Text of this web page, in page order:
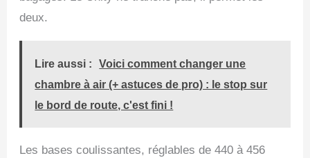
deux.
Lire aussi :
Voici comment changer une
chambre à air (+ astuces de pro) : le stop sur
le bord de route, c'est fini !
Les bases coulissantes, réglables de 440 à 456